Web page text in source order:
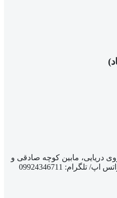
دریایی، مابین کوچه صادقی و
09924346711